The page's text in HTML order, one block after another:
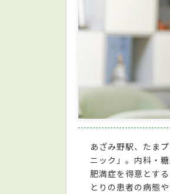
あざみ野駅、たま
ニック」。内科・
肥満症を得意とす
とりの患者の病態